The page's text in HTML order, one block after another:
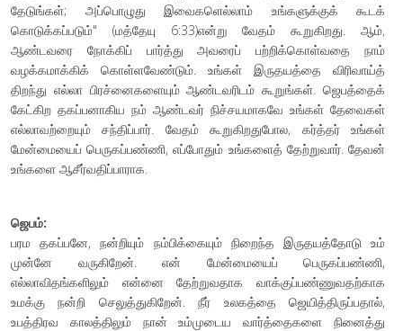
தேடுங்கள்; அப்பொழுது இவைகளெல்லாம் உங்களுக்குக் கூடக்
கொடுக்கப்படும்" (மத்தேயு 6:33)என்று வேதம் கூறுகிறது. ஆம்,
ஆண்டவரை நோக்கிப் பார்த்து அவரைப் பற்றிக்கொள்வதை நாம்
வழக்கமாக்கிக் கொள்ளவேண்டும். உங்கள் இருதயத்தை விரிவாய்த்
திறந்து எல்லா பிரச்னைகளையும் ஆண்டவரிடம் கூறுங்கள். ஜெபத்தைக்
கேட்கிற தகப்பனாகிய நம் ஆண்டவர் நிச்சயமாகவே உங்கள் தேவைகள்
எல்லாவற்றையும் சந்திப்பார். வேதம் கூறுகிறதுபோல, கர்த்தர் உங்கள்
மேன்மையைப் பெருகப்பண்ணி, எப்போதும் உங்களைத் தேற்றுவார். தேவன்
உங்களை ஆசீர்வதிப்பாராக.
ஜெபம்:
பரம தகப்பனே, நன்றியும் நம்பிக்கையும் நிறைந்த இருதயத்தோடு உம்
முன்னே வருகிறேன். என் மேன்மையைப் பெருகப்பண்ணி,
எல்லாவிதங்களிலும் என்னை தேற்றுவதாக வாக்குப்பண்ணுவதற்காக
உமக்கு நன்றி செலுத்துகிறேன். நீர் உலகத்தை ஜெயித்திருப்பதால்,
உபத்திரவ காலத்திலும் நான் உம்முடைய வார்த்தைகளை நினைத்து